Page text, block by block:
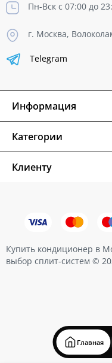
Главная
Пн-Вск с 07:00 до
г. Москва,
Telegram
Информация
Категории
Клиенту
Купить кондиционер в
выбор сплит-систем ©